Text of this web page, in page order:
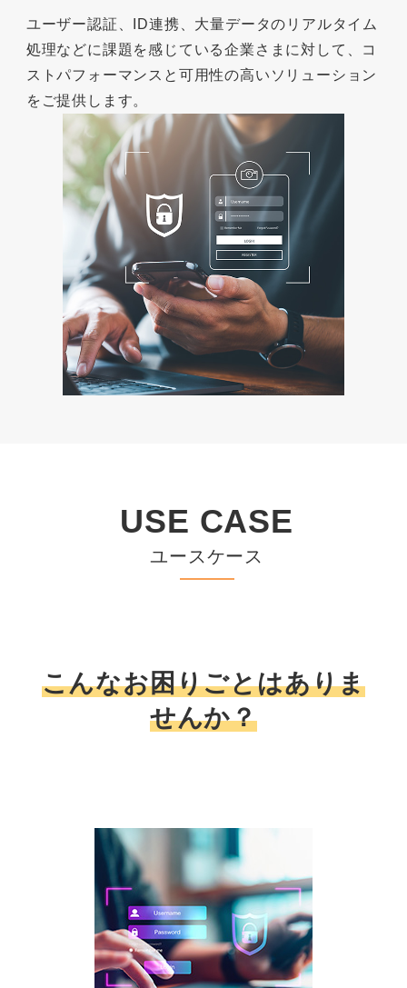
ユーザー認証、ID連携、大量データのリアルタイム
処理などに課題を感じている企業さまに対して、コ
ストパフォーマンスと可用性の高いソリューション
をご提供します。
USE CASE
ユースケース
こんなお困りごとはありま
せんか？